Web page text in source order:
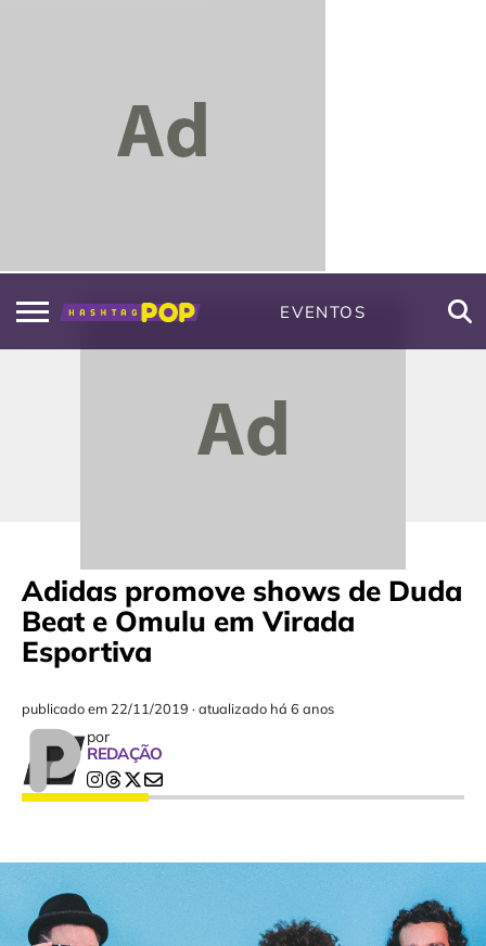
EVENTOS
Adidas promove shows de Duda
Beat e Omulu em Virada
Esportiva
publicado em 22/11/2019 ·atualizado há 6 anos
por
REDAÇÃO